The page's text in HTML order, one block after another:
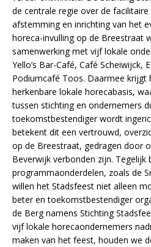
de centrale regie over de
afstemming en inrichting van het
horeca-invulling op de Breestraat
samenwerking met vijf lokale
Yello’s Bar-Café, Café Scheiwijck,
Podiumcafé Toos. Daarmee krijgt
herkenbare lokale horecabasis,
tussen stichting en ondernemers
toekomstbestendiger wordt
betekent dit een vertrouwd,
op de Breestraat, gedragen door
Beverwijk verbonden zijn.
programmaonderdelen, zoals de
willen het Stadsfeest niet alleen
beter en toekomstbestendiger
de Berg namens Stichting
vijf lokale horecaondernemers
maken van het feest, houden we